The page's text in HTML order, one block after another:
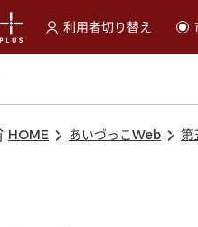
利用者切り替え
選択すると利用者の切
HOME あいづっこWeb 第